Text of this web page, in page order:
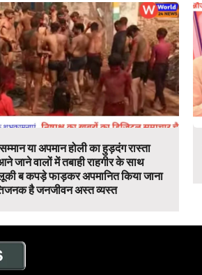
या अपमान होली का हुड़दंग रास्ता
जाने वालों में तबाही राहगीर के साथ
ब कपड़े फाड़कर अपमानित किया जाना
है जनजीवन अस्त व्यस्त